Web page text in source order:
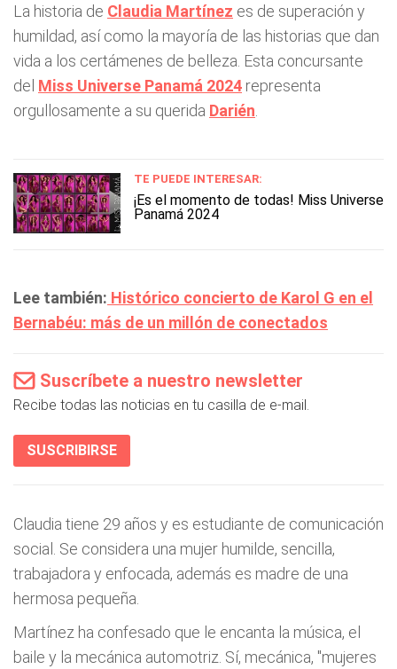
La historia de Claudia Martínez es de superación y
humildad, así como la mayoría de las historias que dan
vida a los certámenes de belleza. Esta concursante
del Miss Universe Panamá 2024 representa
orgullosamente a su querida Darién
TE PUEDE INTERESAR:
¡Es el momento de todas! Miss Universe
Panamá 2024
Lee también: Histórico concierto de Karol G en el
Bernabéu: más de un millón de conectados
Suscríbete a nuestro newsletter
Recibe todas las noticias en tu casilla de e-mail.
SUSCRIBIRSE
Claudia tiene 29 años y es estudiante de comunicación
social. Se considera una mujer humilde, sencilla,
trabajadora y enfocada, además es madre de una
hermosa pequeña.
Martínez ha confesado que le encanta la música, el
baile y la mecánica automotriz. Sí, mecánica, "mujeres